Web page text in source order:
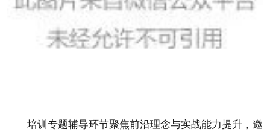
培训专题辅导环节聚焦前沿理念与实战能力提升，邀